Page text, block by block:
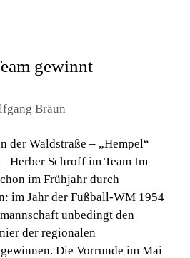
gewinnt
Bräun
der Waldstraße – „Hempel“
Herber Schroff im Team Im
im Frühjahr durch
im Jahr der Fußball-WM 1954
unbedingt den
der regionalen
Die Vorrunde im Mai